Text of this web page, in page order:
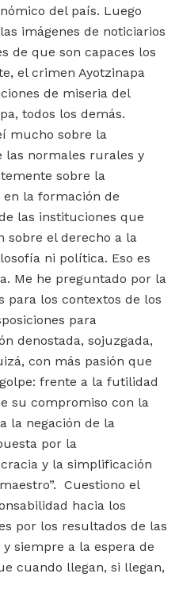
del país. Luego
imágenes de noticiarios
de que son capaces los
el crimen Ayotzinapa
de miseria del
todos los demás.
mucho sobre la
las normales rurales y
sobre la
en la formación de
las instituciones que
sobre el derecho a la
ni política. Eso es
Me he preguntado por la
para los contextos de los
para
denostada, sojuzgada,
con más pasión que
frente a la futilidad
su compromiso con la
la negación de la
por la
y la simplificación
Cuestiono el
hacia los
por los resultados de las
siempre a la espera de
cuando llegan, si llegan,